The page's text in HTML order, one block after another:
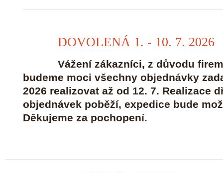
DOVOLENÁ 1. - 10. 7. 2026
Vážení zákazníci, z důvodu
budeme moci všechny objednávky
2026 realizovat až od 12. 7. Realizace
objednávek poběží, expedice bude
Děkujeme za pochopení.